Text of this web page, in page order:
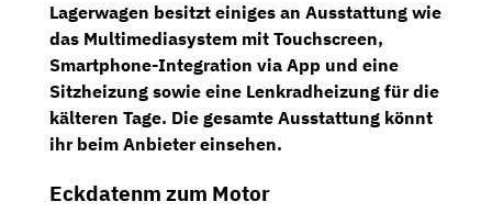
Lagerwagen besitzt einiges an Ausstattung wie
das Multimediasystem mit Touchscreen,
Smartphone-Integration via App und eine
Sitzheizung sowie eine Lenkradheizung für die
kälteren Tage. Die gesamte Ausstattung könnt
ihr beim Anbieter einsehen.
Eckdatenm zum Motor